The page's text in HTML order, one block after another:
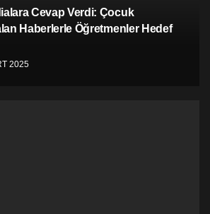
Cevap Verdi: Çocuk
Haberlerle Öğretmenler Hedef
2025